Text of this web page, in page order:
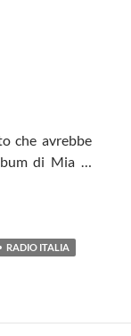
che avrebbe
di Mia …
RADIO ITALIA